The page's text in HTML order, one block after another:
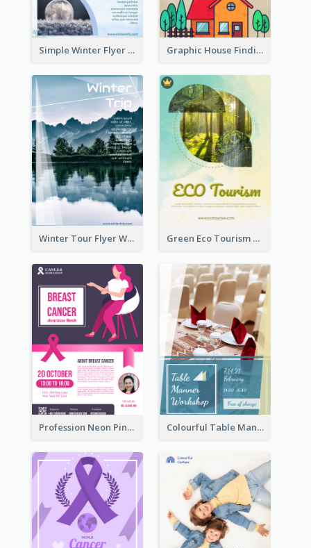
Simple Winter Flyer With Snow Decorations Graphic House Finding Flyer In Warm Colour Tone
Winter Tour Flyer With Photo Of Snow Mountain Green Eco Tourism Flyer With Photos Of Forest
Profession Neon Pink Flyer Ribbon Design Template Colourful Table Manner Course Flyer With Details